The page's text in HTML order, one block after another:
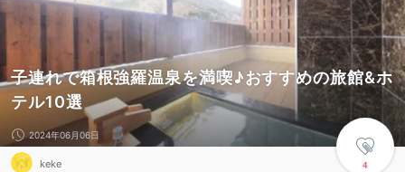
子連れで箱根強羅温泉を満喫♪おすすめの旅館&ホ
テル10選
4
2024年06月06日
keke